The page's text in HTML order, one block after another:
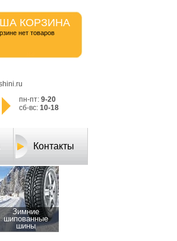
КОРЗИНА
нет товаров
пн-пт: 9-20
сб-вс: 10-18
Контакты
Зимние
шипованные
шины